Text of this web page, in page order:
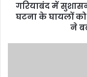
गरियाबंद में
घटना के घायलों को
ने